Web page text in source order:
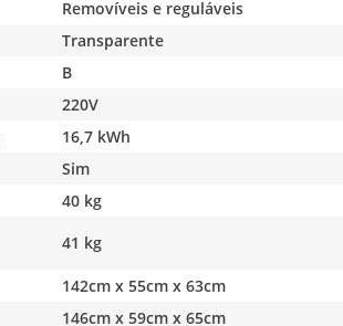
Removíveis e reguláveis
Transparente
B
220V
16,7 kWh
Sim
40 kg
41 kg
142cm x 55cm x 63cm
146cm x 59cm x 65cm